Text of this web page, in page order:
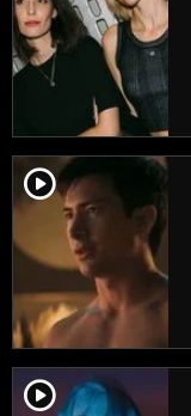
player2
player2